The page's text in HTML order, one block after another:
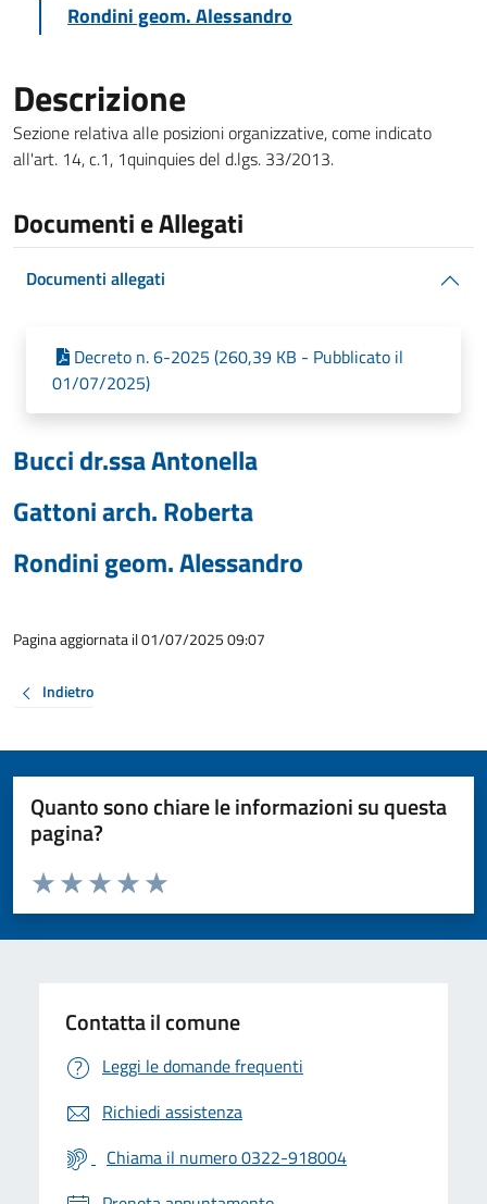
Rondini geom. Alessandro
Descrizione
Sezione relativa alle posizioni organizzative, come indicato
all'art. 14, c.1, 1quinquies del d.lgs. 33/2013.
Documenti e Allegati
Documenti allegati
Decreto n. 6-2025 (260,39 KB - Pubblicato il
01/07/2025)
Bucci dr.ssa Antonella
Gattoni arch. Roberta
Rondini geom. Alessandro
Pagina aggiornata il 01/07/2025 09:07
Indietro
Quanto sono chiare le informazioni su questa
pagina?
Valuta da 1 a 5 stelle la pagina
Valuta 5 stelle su 5
Valuta 4 stelle su 5
Valuta 3 stelle su 5
Valuta 2 stelle su 5
Valuta 1 stelle su 5
Contatta il comune
Leggi le domande frequenti
Richiedi assistenza
Chiama il numero 0322-918004